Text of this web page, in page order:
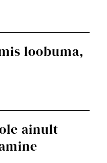
loobuma,
ainult